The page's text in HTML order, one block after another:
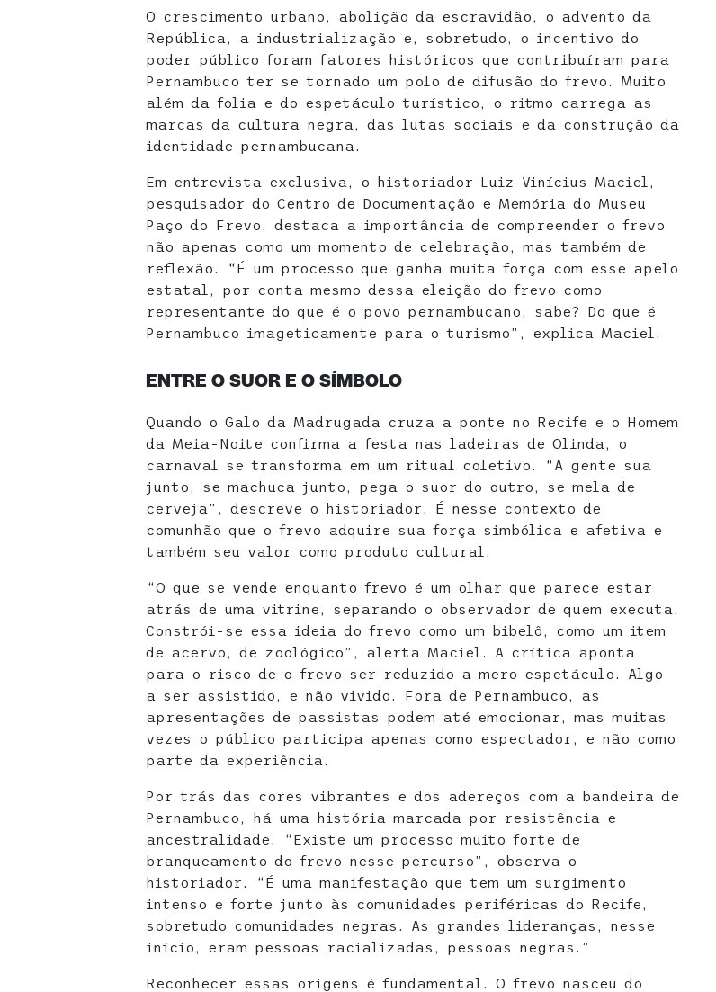
O crescimento urbano, abolição da escravidão, o advento da
República, a industrialização e, sobretudo, o incentivo do
poder público foram fatores históricos que contribuíram para
Pernambuco ter se tornado um polo de difusão do frevo. Muito
além da folia e do espetáculo turístico, o ritmo carrega as
marcas da cultura negra, das lutas sociais e da construção da
identidade pernambucana.
Em entrevista exclusiva, o historiador Luiz Vinícius Maciel,
pesquisador do Centro de Documentação e Memória do Museu
Paço do Frevo, destaca a importância de compreender o frevo
não apenas como um momento de celebração, mas também de
reflexão. “É um processo que ganha muita força com esse apelo
estatal, por conta mesmo dessa eleição do frevo como
representante do que é o povo pernambucano, sabe? Do que é
Pernambuco imageticamente para o turismo”, explica Maciel.
ENTRE O SUOR E O SÍMBOLO
Quando o Galo da Madrugada cruza a ponte no Recife e o Homem
da Meia-Noite confirma a festa nas ladeiras de Olinda, o
carnaval se transforma em um ritual coletivo. “A gente sua
junto, se machuca junto, pega o suor do outro, se mela de
cerveja”, descreve o historiador. É nesse contexto de
comunhão que o frevo adquire sua força simbólica e afetiva e
também seu valor como produto cultural.
“O que se vende enquanto frevo é um olhar que parece estar
atrás de uma vitrine, separando o observador de quem executa.
Constrói-se essa ideia do frevo como um bibelô, como um item
de acervo, de zoológico”, alerta Maciel. A crítica aponta
para o risco de o frevo ser reduzido a mero espetáculo. Algo
a ser assistido, e não vivido. Fora de Pernambuco, as
apresentações de passistas podem até emocionar, mas muitas
vezes o público participa apenas como espectador, e não como
parte da experiência.
Por trás das cores vibrantes e dos adereços com a bandeira de
Pernambuco, há uma história marcada por resistência e
ancestralidade. “Existe um processo muito forte de
branqueamento do frevo nesse percurso”, observa o
historiador. “É uma manifestação que tem um surgimento
intenso e forte junto às comunidades periféricas do Recife,
sobretudo comunidades negras. As grandes lideranças, nesse
início, eram pessoas racializadas, pessoas negras.”
Reconhecer essas origens é fundamental. O frevo nasceu do